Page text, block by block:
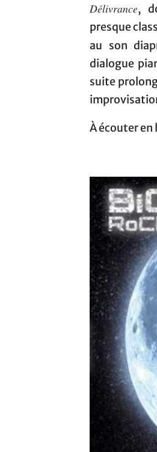
Délivrance,
presque
au son
dialogue
suite
À écouter en